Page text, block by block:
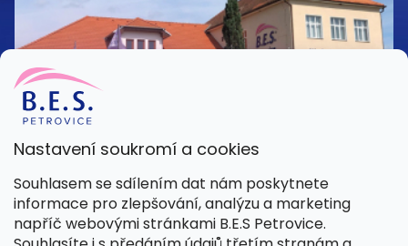
Nastavení soukromí a cookies
Souhlasem se sdílením dat nám poskytnete
informace pro zlepšování, analýzu a marketing
napříč webovými stránkami B.E.S Petrovice.
Kamenná prodejna
Pondělí – Pátek 8:00 – 15:30
Petrovice 42, 262 55 Petrovice
Více informací